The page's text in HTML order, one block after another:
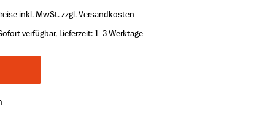
inkl. MwSt. zzgl. Versandkosten
verfügbar, Lieferzeit: 1-3 Werktage